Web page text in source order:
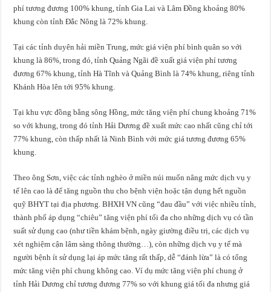
phí tương đương 100% khung, tỉnh Gia Lai và Lâm Đồng khoảng 80%
khung còn tỉnh Đắc Nông là 72% khung.
Tại các tỉnh duyên hải miền Trung, mức giá viện phí bình quân so với
khung là 86%, trong đó, tỉnh Quảng Ngãi đề xuất giá viện phí tương
đương 67% khung, tỉnh Hà Tĩnh và Quảng Bình là 74% khung, riêng tỉnh
Khánh Hòa lên tới 95% khung.
Tại khu vực đồng bằng sông Hồng, mức tăng viện phí chung khoảng 71%
so với khung, trong đó tỉnh Hải Dương đề xuất mức cao nhất cũng chỉ tới
77% khung, còn thấp nhất là Ninh Bình với mức giá tương đương 65%
khung.
Theo ông Sơn, việc các tỉnh nghèo ở miền núi muốn nâng mức dịch vụ y
tế lên cao là để tăng nguồn thu cho bệnh viện hoặc tận dụng hết nguồn
quỹ BHYT tại địa phương. BHXH VN cũng “đau đầu” với việc nhiều tỉnh,
thành phố áp dụng “chiêu” tăng viện phí tối đa cho những dịch vụ có tần
suất sử dụng cao (như tiền khám bệnh, ngày giường điều trị, các dịch vụ
xét nghiệm cận lâm sàng thông thường…), còn những dịch vụ y tế mà
người bệnh ít sử dụng lại áp mức tăng rất thấp, dễ “đánh lừa” là có tổng
mức tăng viện phí chung không cao. Ví dụ mức tăng viện phí chung ở
tỉnh Hải Dương chỉ tương đương 77% so với khung giá tối đa nhưng giá